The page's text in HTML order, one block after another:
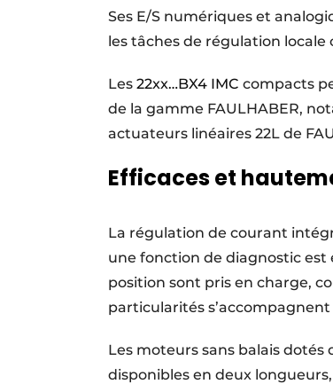
Ses E/S numériques et
les tâches de régulation locale
Les 22xx…BX4 IMC compacts
de la gamme FAULHABER,
actuateurs linéaires 22L de
Efficaces et
La régulation de courant
une fonction de diagnostic est
position sont pris en charge,
particularités
Les moteurs sans balais
disponibles en deux